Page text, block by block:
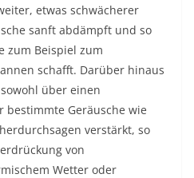
etwas schwächerer
sanft abdämpft und so
zum Beispiel zum
schafft. Darüber hinaus
über einen
bestimmte Geräusche wie
verstärkt, so
von
Wetter oder